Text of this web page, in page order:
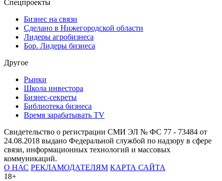
Спецпроекты
Бизнес на связи
Сделано в Нижегородской области
Лидеры агробизнеса
Бор. Лидеры бизнеса
Другое
Рынки
Школа инвестора
Бизнес-секреты
Библиотека бизнеса
Время зарабатывать TV
Свидетельство о регистрации СМИ ЭЛ № ФС 77 - 73484 от
24.08.2018 выдано Федеральной службой по надзору в сфере
связи, информационных технологий и массовых
коммуникаций.
О НАС РЕКЛАМОДАТЕЛЯМ КАРТА САЙТА
18+